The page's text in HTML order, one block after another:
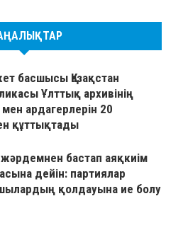
басшысы Қазақстан
Ұлттық архивінің
ардагерлерін 20
құттықтады
бастап аяқкиім
дейін: партиялар
қолдауына ие болу